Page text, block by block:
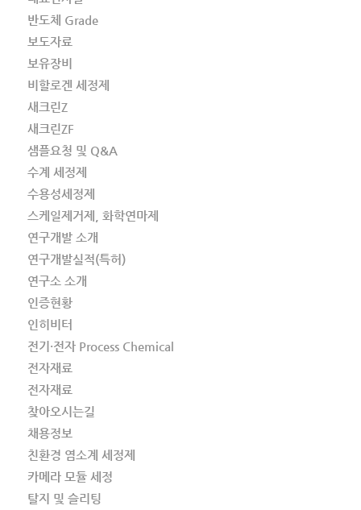
반도체 Grade
보도자료
보유장비
비할로겐 세정제
새크린Z
새크린ZF
샘플요청 및 Q&A
수계 세정제
수용성세정제
스케일제거제, 화학연마제
연구개발 소개
연구개발실적(특허)
연구소 소개
인증현황
인히비터
전기·전자 Process Chemical
전자재료
전자재료
찾아오시는길
채용정보
친환경 염소계 세정제
카메라 모듈 세정
탈지 및 슬리팅